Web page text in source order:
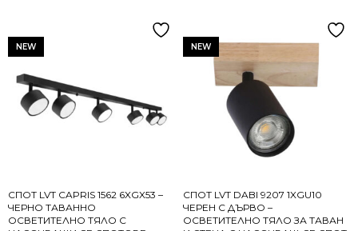
NEW
СПОТ LVT CAPRIS 1562 6XGX53 –
ЧЕРНО ТАВАННО
ОСВЕТИТЕЛНО ТЯЛО С
NEW
СПОТ LVT DABI 9207 1XGU10
ЧЕРЕН С ДЪРВО –
ОСВЕТИТЕЛНО ТЯЛО ЗА ТАВАН